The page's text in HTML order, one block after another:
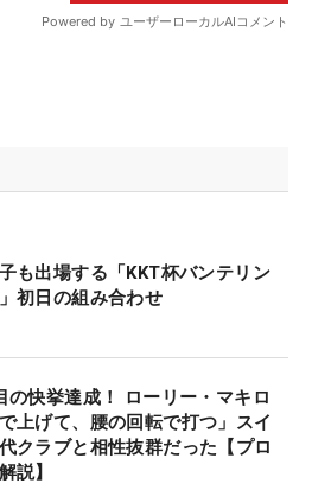
も出場する「KKT杯バンテリン
初日の組み合わせ
の快挙達成！ ローリー・マキロ
上げて、腰の回転で打つ」スイ
クラブと相性抜群だった【プロ
説】